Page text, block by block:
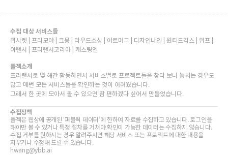
수집 대상 서비스들
위시켓 | 프리모아 | 크몽 | 라우드소싱 | 아트머그 | 디자인나인 | 원티드긱스 | 위프 |
이랜서 | 프리랜서코리아 | 캐스팅엔
플젝소개
프리랜서로 몇 해간 활동하면서 서비스별로 프로젝트들을 찾다 보니 놓치는 경우도
많고 매번 모든 서비스들을 확인하는 것이 어려웠습니다.
그래서 한 곳에 모아서 볼 수 있으면 참 편하겠다 싶어서 만들었습니다.
수집정책
플젝은 웹상에 공개된 ‘퍼블릭 데이터’에 한하여 자료를 수집하고 있습니다. 로그인을
해야만 볼 수 있거나 특정 절차를 거쳐야 확인이 가능한 데이터는 수집하지 않습니다.
수집 거부를 원하시는 경우 알려주시면 해당 서비스 또는 프로젝트에 대한 내용을
지우거나 수정해 드릴 수 있습니다.
hwang@ybb.ai